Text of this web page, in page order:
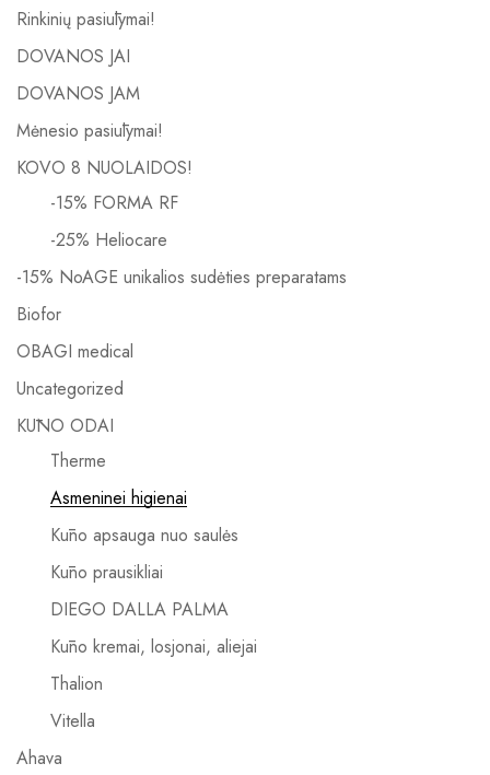
Rinkinių pasiūlymai!
DOVANOS JAI
DOVANOS JAM
Mėnesio pasiūlymai!
KOVO 8 NUOLAIDOS!
-15% FORMA RF
-25% Heliocare
-15% NoAGE unikalios sudėties preparatams
Biofor
OBAGI medical
Uncategorized
KŪNO ODAI
Therme
Asmeninei higienai
Kūno apsauga nuo saulės
Kūno prausikliai
DIEGO DALLA PALMA
Kūno kremai, losjonai, aliejai
Thalion
Vitella
Ahava